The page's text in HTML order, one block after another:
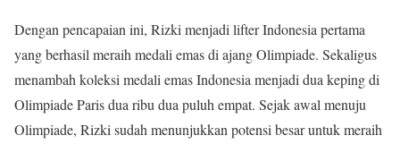
Dengan pencapaian ini, Rizki menjadi lifter Indonesia pertama
yang berhasil meraih medali emas di ajang Olimpiade. Sekaligus
menambah koleksi medali emas Indonesia menjadi dua keping di
Olimpiade Paris dua ribu dua puluh empat. Sejak awal menuju
Olimpiade, Rizki sudah menunjukkan potensi besar untuk meraih